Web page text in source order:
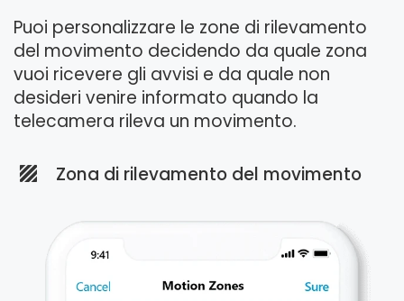
Puoi personalizzare le zone di rilevamento
del movimento decidendo da quale zona
vuoi ricevere gli avvisi e da quale non
desideri venire informato quando la
telecamera rileva un movimento.
Zona di rilevamento del movimento